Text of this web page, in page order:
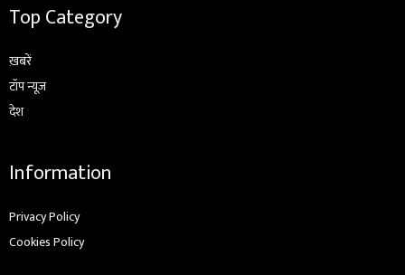
Top Category
ख़बरें
टॉप न्यूज़
देश
Information
Privacy Policy
Cookies Policy